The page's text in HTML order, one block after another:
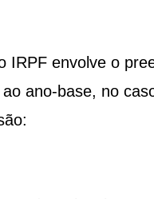
IRPF envolve o
ano-base, no